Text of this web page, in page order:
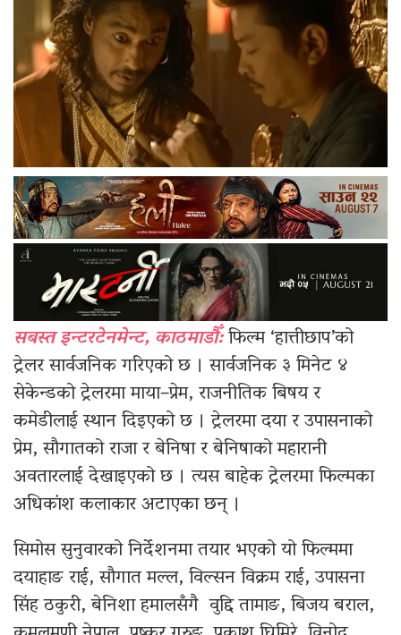
सबस्त इन्टरटेनमेन्ट, काठमाडौँ:फिल्म ‘हात्तीछाप’को
ट्रेलर सार्वजनिक गरिएको छ । सार्वजनिक ३ मिनेट ४
सेकेन्डको ट्रेलरमा माया–प्रेम, राजनीतिक बिषय र
कमेडीलाई स्थान दिइएको छ । ट्रेलरमा दया र उपासनाको
प्रेम, सौगातको राजा र बेनिषा र बेनिषाको महारानी
अवतारलाई देखाइएको छ । त्यस बाहेक ट्रेलरमा फिल्मका
अधिकांश कलाकार अटाएका छन् ।
सिमोस सुनुवारको निर्देशनमा तयार भएको यो फिल्ममा
दयाहाङ राई, सौगात मल्ल, विल्सन विक्रम राई, उपासना
सिंह ठकुरी, बेनिशा हमालसँगै वुद्दि तामाङ, बिजय बराल,